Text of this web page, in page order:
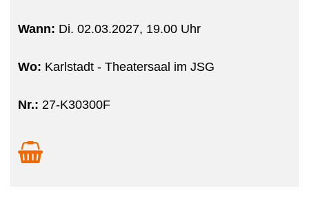
Wann: Di. 02.03.2027, 19.00 Uhr
Wo: Karlstadt - Theatersaal im JSG
Nr.: 27-K30300F